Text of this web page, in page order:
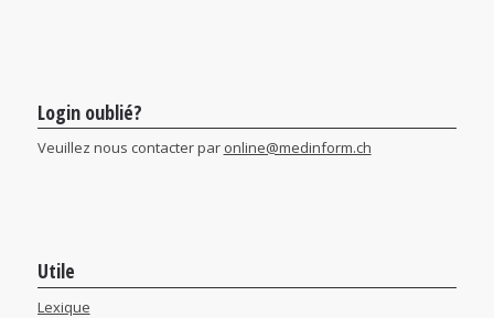
Login oublié?
Veuillez nous contacter par online@medinform.ch
Utile
Lexique